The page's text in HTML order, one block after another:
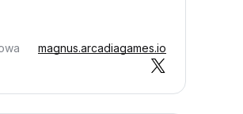
magnus.arcadiagames.io